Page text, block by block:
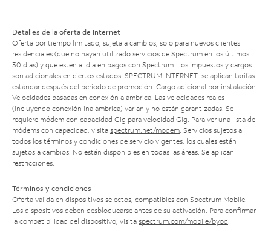
Detalles de la oferta de Internet
Oferta por tiempo limitado; sujeta a cambios; solo para nuevos clientes
residenciales (que no hayan utilizado servicios de Spectrum en los últimos
30 días) y que estén al día en pagos con Spectrum. Los impuestos y cargos
son adicionales en ciertos estados. SPECTRUM INTERNET: se aplican tarifas
estándar después del período de promoción. Cargo adicional por instalación.
Velocidades basadas en conexión alámbrica. Las velocidades reales
(incluyendo conexión inalámbrica) varían y no están garantizadas. Se
requiere módem con capacidad Gig para velocidad Gig. Para ver una lista de
módems con capacidad, visita spectrum.net/modem . Servicios sujetos a
todos los términos y condiciones de servicio vigentes, los cuales están
sujetos a cambios. No están disponibles en todas las áreas. Se aplican
restricciones.
Términos y condiciones
Oferta válida en dispositivos selectos, compatibles con Spectrum Mobile.
Los dispositivos deben desbloquearse antes de su activación. Para confirmar
la compatibilidad del dispositivo, visita spectrum.com/mobile/byod